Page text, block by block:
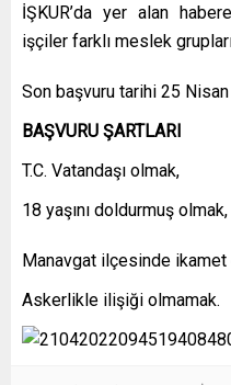
İŞKUR’da yer alan
işçiler farklı meslek
Son başvuru tarihi 25 Nisan
BAŞVURU ŞARTLARI
T.C. Vatandaşı olmak,
18 yaşını doldurmuş olmak,
Manavgat ilçesinde
Askerlikle ilişiği olmamak.